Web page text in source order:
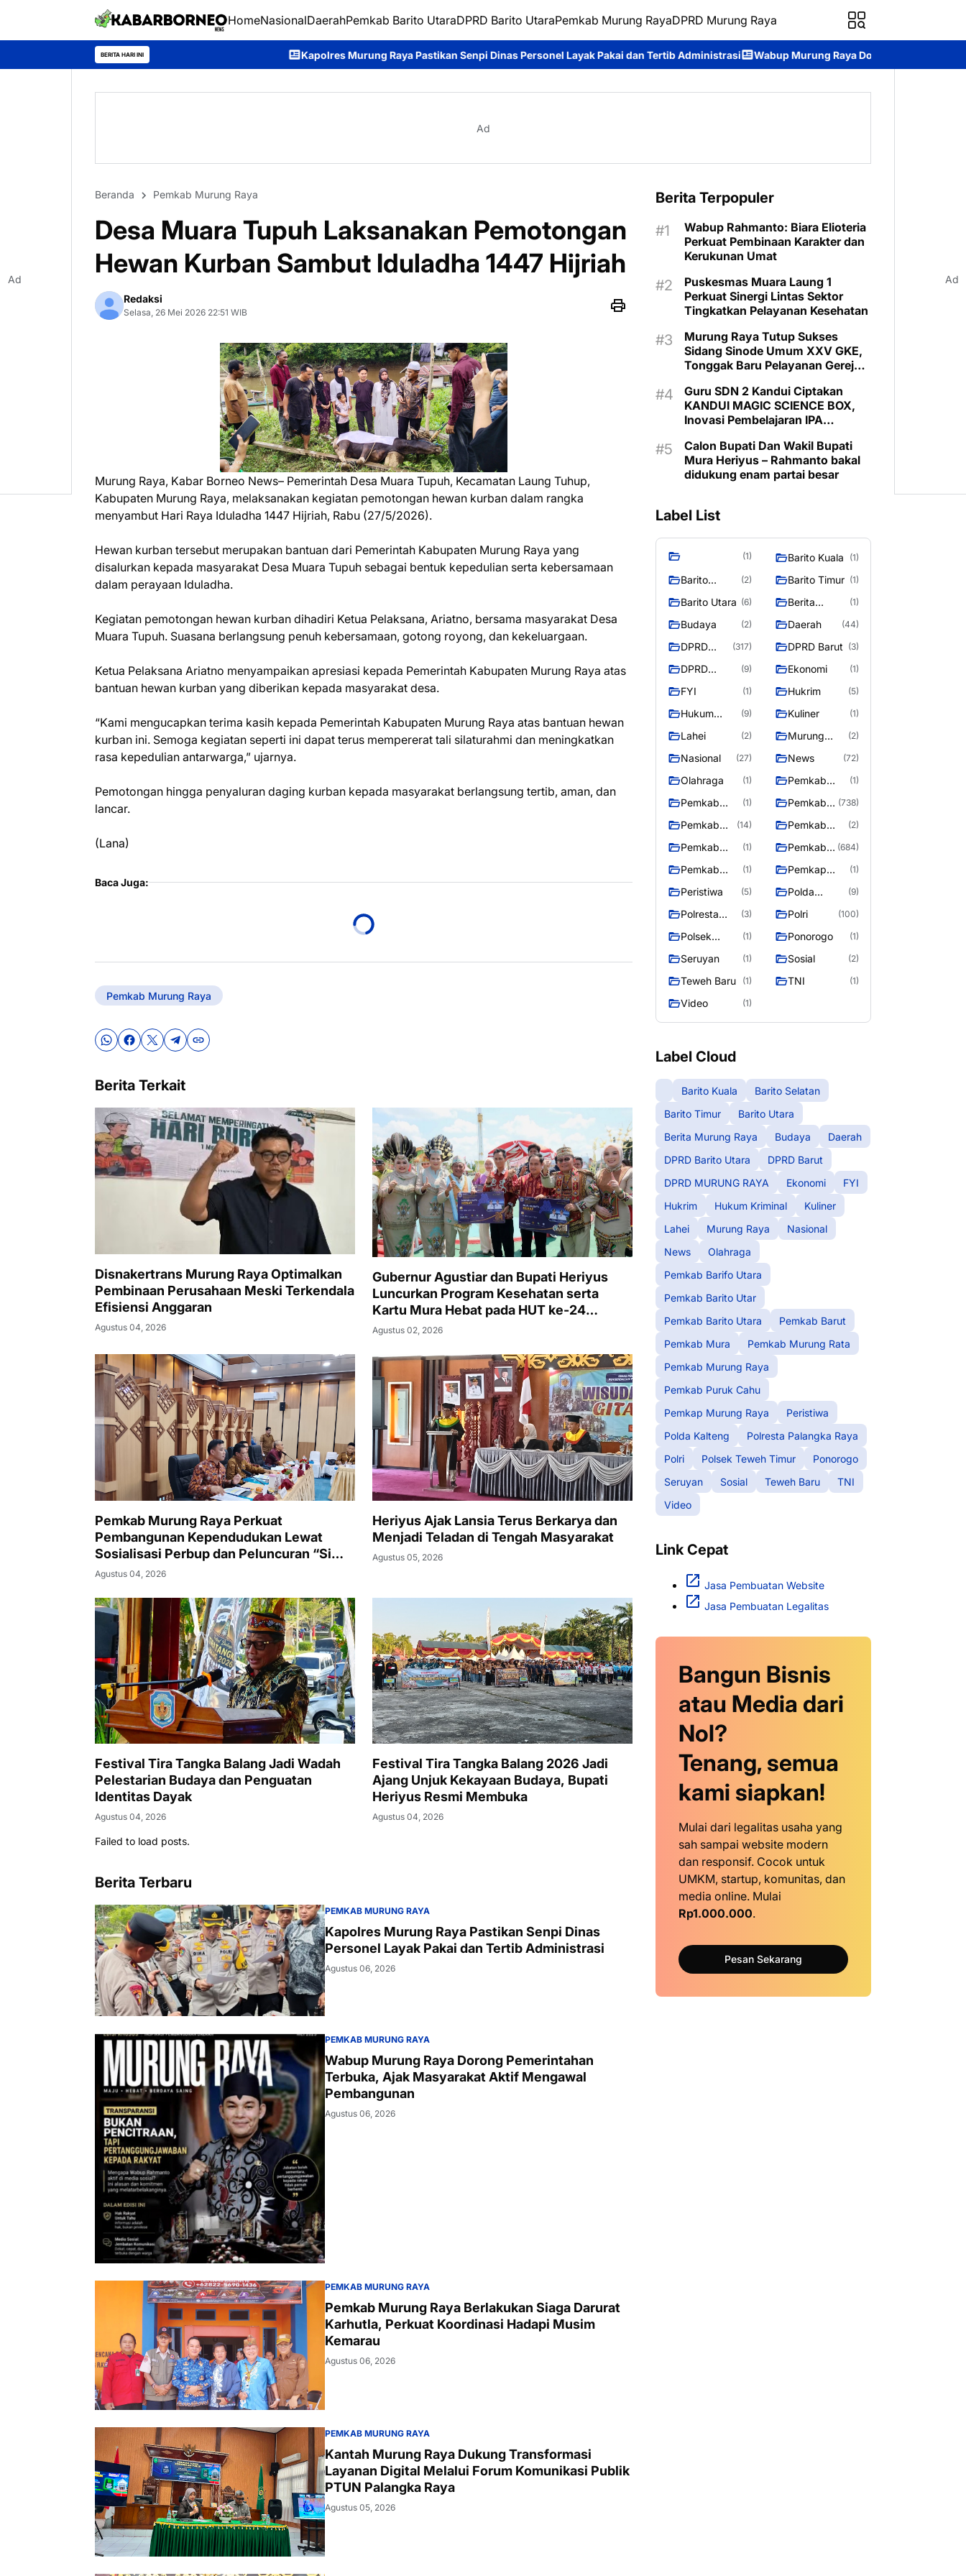
HomeNasionalDaerahPemkab Barito UtaraDPRD Barito UtaraPemkab Murung RayaDPRD Murung Raya
BERITA HARI INI Kapolres Murung Raya Pastikan Senpi Dinas Personel Layak Pakai dan Tertib Administrasi Wabup Murung Raya Dorong Pemerintahan Terbuka, Ajak
Ad
Beranda Pemkab Murung Raya
Desa Muara Tupuh Laksanakan Pemotongan
Hewan Kurban Sambut Iduladha 1447 Hijriah
Redaksi
Selasa, 26 Mei 2026 22:51 WIB
Murung Raya, Kabar Borneo News– Pemerintah Desa Muara Tupuh, Kecamatan Laung Tuhup,
Kabupaten Murung Raya, melaksanakan kegiatan pemotongan hewan kurban dalam rangka
menyambut Hari Raya Iduladha 1447 Hijriah, Rabu (27/5/2026).
Hewan kurban tersebut merupakan bantuan dari Pemerintah Kabupaten Murung Raya yang
disalurkan kepada masyarakat Desa Muara Tupuh sebagai bentuk kepedulian serta kebersamaan
dalam perayaan Iduladha.
Kegiatan pemotongan hewan kurban dihadiri Ketua Pelaksana, Ariatno, bersama masyarakat Desa
Muara Tupuh. Suasana berlangsung penuh kebersamaan, gotong royong, dan kekeluargaan.
Ketua Pelaksana Ariatno menyampaikan apresiasi kepada Pemerintah Kabupaten Murung Raya atas
bantuan hewan kurban yang diberikan kepada masyarakat desa.
“Kami mengucapkan terima kasih kepada Pemerintah Kabupaten Murung Raya atas bantuan hewan
kurban ini. Semoga kegiatan seperti ini dapat terus mempererat tali silaturahmi dan meningkatkan
rasa kepedulian antarwarga,” ujarnya.
Pemotongan hingga penyaluran daging kurban kepada masyarakat berlangsung tertib, aman, dan
lancar.
(Lana)
Baca Juga:
Pemkab Murung Raya
Berita Terkait
Disnakertrans Murung Raya Optimalkan
Pembinaan Perusahaan Meski Terkendala
Efisiensi Anggaran
Agustus 04, 2026
Gubernur Agustiar dan Bupati Heriyus
Luncurkan Program Kesehatan serta
Kartu Mura Hebat pada HUT ke-24
Murung Raya
Agustus 02, 2026
Pemkab Murung Raya Perkuat
Pembangunan Kependudukan Lewat
Sosialisasi Perbup dan Peluncuran “Si
Pelanduk”
Agustus 04, 2026
Heriyus Ajak Lansia Terus Berkarya dan
Menjadi Teladan di Tengah Masyarakat
Agustus 05, 2026
Festival Tira Tangka Balang Jadi Wadah
Pelestarian Budaya dan Penguatan
Identitas Dayak
Agustus 04, 2026
Festival Tira Tangka Balang 2026 Jadi
Ajang Unjuk Kekayaan Budaya, Bupati
Heriyus Resmi Membuka
Agustus 04, 2026
Failed to load posts.
Berita Terbaru
PEMKAB MURUNG RAYA
Kapolres Murung Raya Pastikan Senpi Dinas
Personel Layak Pakai dan Tertib Administrasi
Agustus 06, 2026
PEMKAB MURUNG RAYA
Wabup Murung Raya Dorong Pemerintahan
Terbuka, Ajak Masyarakat Aktif Mengawal
Pembangunan
Agustus 06, 2026
PEMKAB MURUNG RAYA
Pemkab Murung Raya Berlakukan Siaga Darurat
Karhutla, Perkuat Koordinasi Hadapi Musim
Kemarau
Agustus 06, 2026
PEMKAB MURUNG RAYA
Kantah Murung Raya Dukung Transformasi
Layanan Digital Melalui Forum Komunikasi Publik
PTUN Palangka Raya
Agustus 05, 2026
Berita Terpopuler
Wabup Rahmanto: Biara Elioteria
Perkuat Pembinaan Karakter dan
Kerukunan Umat
Puskesmas Muara Laung 1
Perkuat Sinergi Lintas Sektor
Tingkatkan Pelayanan Kesehatan
Murung Raya Tutup Sukses
Sidang Sinode Umum XXV GKE,
Tonggak Baru Pelayanan Gereja
Guru SDN 2 Kandui Ciptakan
KANDUI MAGIC SCIENCE BOX,
Inovasi Pembelajaran IPA
Calon Bupati Dan Wakil Bupati
Mura Heriyus – Rahmanto bakal
didukung enam partai besar
Label List
(1) Barito Kuala (1)
Barito
(2) Barito Timur (1)
Barito Utara (6)
Berita
Raya
(1)
Budaya (2) Daerah (44)
DPRD
Utara
(317) DPRD Barut (3)
DPRD
RAYA
(9) Ekonomi (1)
FYI (1) Hukrim (5)
Hukum
(9) Kuliner (1)
Lahei (2)
Murung
(2)
Nasional (27) News (72)
Olahraga (1)
Pemkab
Barifo Utara
(1)
Pemkab
(1)
Pemkab
Utara
(738)
Pemkab
(14)
Pemkab
(2)
Pemkab
(1)
Pemkab
Raya
(684)
Pemkab
(1)
Pemkap
Raya
(1)
Peristiwa (5)
Polda
(9)
Polresta
Raya
(3) Polri (100)
Polsek
(1) Ponorogo (1)
Seruyan (1) Sosial (2)
Teweh Baru (1) TNI (1)
Video (1)
Label Cloud
Barito Kuala
Barito Selatan
Barito Timur
Barito Utara
Berita Murung Raya
Budaya
Daerah
DPRD Barito Utara
DPRD Barut
DPRD MURUNG RAYA
Ekonomi
FYI
Hukrim
Hukum Kriminal
Kuliner
Lahei
Murung Raya
Nasional
News
Olahraga
Pemkab Barifo Utara
Pemkab Barito Utar
Pemkab Barito Utara
Pemkab Barut
Pemkab Mura
Pemkab Murung Rata
Pemkab Murung Raya
Pemkab Puruk Cahu
Pemkap Murung Raya
Peristiwa
Polda Kalteng
Polresta Palangka Raya
Polri
Polsek Teweh Timur
Ponorogo
Seruyan
Sosial Teweh Baru
TNI
Video
Link Cepat
Jasa Pembuatan Website
Jasa Pembuatan Legalitas
Bangun Bisnis
atau Media dari
Nol?
Tenang, semua
kami siapkan!
Mulai dari legalitas usaha yang
sah sampai website modern
dan responsif. Cocok untuk
UMKM, startup, komunitas, dan
media online. Mulai
Rp1.000.000.
Pesan Sekarang
Ad Ad